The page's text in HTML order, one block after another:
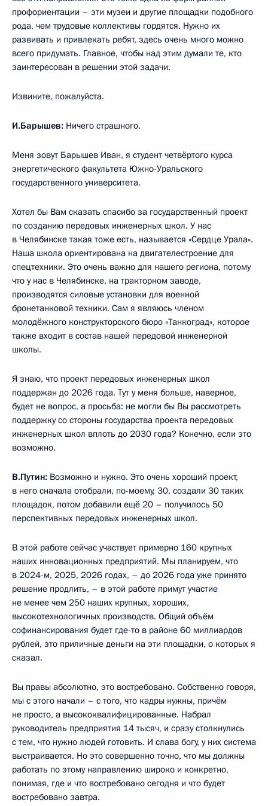
профориентации – эти музеи и другие площадки подобного
рода, чем трудовые коллективы гордятся. Нужно их
развивать и привлекать ребят, здесь очень много можно
всего придумать. Главное, чтобы над этим думали те, кто
заинтересован в решении этой задачи.
Извините, пожалуйста.
И.Барышев: Ничего страшного.
Меня зовут Барышев Иван, я студент четвёртого курса
энергетического факультета Южно-Уральского
государственного университета.
Хотел бы Вам сказать спасибо за государственный проект
по созданию передовых инженерных школ. У нас
в Челябинске такая тоже есть, называется «Сердце Урала».
Наша школа ориентирована на двигателестроение для
спецтехники. Это очень важно для нашего региона, потому
что у нас в Челябинске, на тракторном заводе,
производятся силовые установки для военной
бронетанковой техники. Сам я являюсь членом
молодёжного конструкторского бюро «Танкоград», которое
также входит в состав нашей передовой инженерной
школы.
Я знаю, что проект передовых инженерных школ
поддержан до 2026 года. Тут у меня больше, наверное,
будет не вопрос, а просьба: не могли бы Вы рассмотреть
поддержку со стороны государства проекта передовых
инженерных школ вплоть до 2030 года? Конечно, если это
возможно.
В.Путин: Возможно и нужно. Это очень хороший проект,
в него сначала отобрали, по-моему, 30, создали 30 таких
площадок, потом добавили ещё 20 – получилось 50
перспективных передовых инженерных школ.
В этой работе сейчас участвует примерно 160 крупных
наших инновационных предприятий. Мы планируем, что
в 2024-м, 2025, 2026 годах, – до 2026 года уже принято
решение продлить, – в этой работе примут участие
не менее чем 250 наших крупных, хороших,
высокотехнологичных производств. Общий объём
софинансирования будет где-то в районе 60 миллиардов
рублей, это приличные деньги на эти площадки, о которых я
сказал.
Вы правы абсолютно, это востребовано. Собственно говоря,
мы с этого начали – с того, что кадры нужны, причём
не просто, а высококвалифицированные. Набрал
руководитель предприятия 14 тысяч, и сразу столкнулись
с тем, что нужно людей готовить. И слава богу, у них система
выстраивается. Но это совершенно точно, что мы должны
работать по этому направлению широко и конкретно,
понимая, где и что востребовано сегодня и что будет
востребовано завтра.